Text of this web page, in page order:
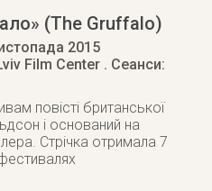
(The Gruffalo)
2015
Film Center . Сеанси:
повісті британської
і оснований на
Стрічка отримала 7